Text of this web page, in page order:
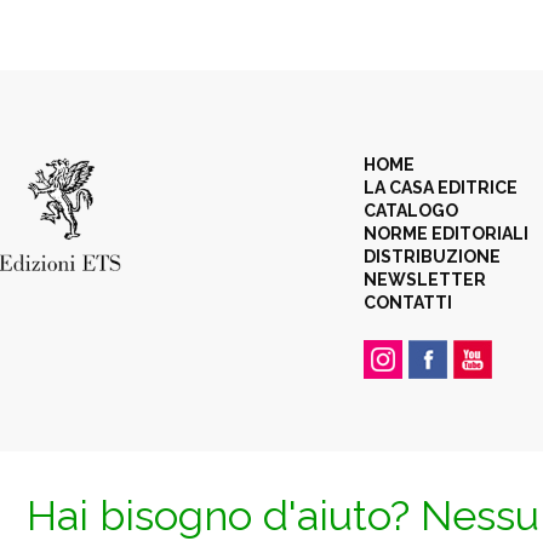
HOME
LA CASA EDITRICE
CATALOGO
NORME EDITORIALI
DISTRIBUZIONE
NEWSLETTER
CONTATTI
Hai bisogno d'aiuto?